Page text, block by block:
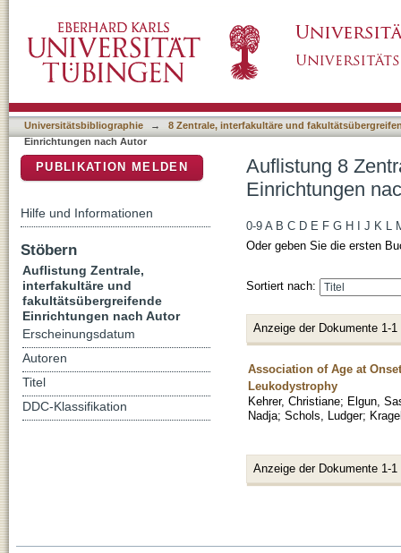
Christa"
Universitätsbibliographie →
8 Zentrale, interfakultäre und
Einrichtungen nach Autor
Auflistung 8
Einrichtungen
0-9 A B C D E F G H J K L
Oder geben Sie die ersten
Sortiert nach:
Anzeige der Dokumente 1-1
Association of Age at
Leukodystrophy
Kehrer, Christiane; Elgun,
Nadja; Schols, Ludger;
Anzeige der Dokumente 1-1
PUBLIKATION MELDEN
Hilfe und Informationen
Stöbern
Auflistung Zentrale,
interfakultäre und
fakultätsübergreifende
Einrichtungen nach Autor
Erscheinungsdatum
Autoren
Titel
DDC-Klassifikation